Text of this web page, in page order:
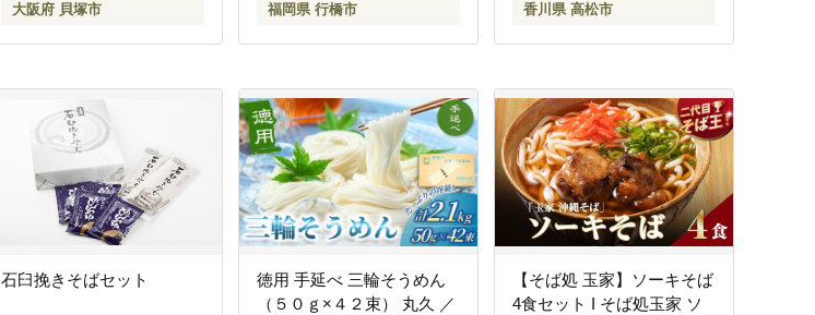
大阪府 貝塚市 福岡県 行橋市 香川県 高松市
石臼挽きそばセット
徳用 手延べ 三輪そうめん
（５０ｇ×４２束） 丸久 ／
【そば処 玉家】ソーキそば
4食セット I そば処玉家 ソ